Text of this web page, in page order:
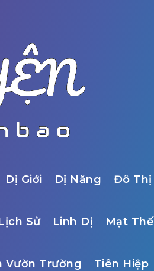
Dị Giới Dị Năng Đô Thị
Sử Linh Dị Mạt Thế
Vườn Trường Tiên Hiệp